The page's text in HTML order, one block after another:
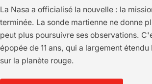
La Nasa a officialisé la nouvelle : la
terminée. La sonde martienne ne donne
peut plus poursuivre ses observations.
épopée de 11 ans, qui a largement
sur la planète rouge.